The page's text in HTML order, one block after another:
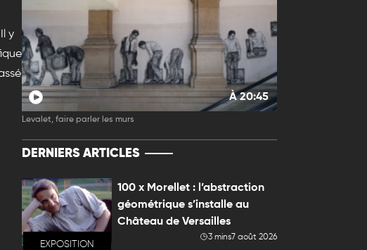
y
À 20:45
Levalet, faire parler les murs
DERNIERS ARTICLES
EXPOSITION
100 x Morellet : l’abstraction
géométrique s’installe au
Château de Versailles
3 mins7 août 2026